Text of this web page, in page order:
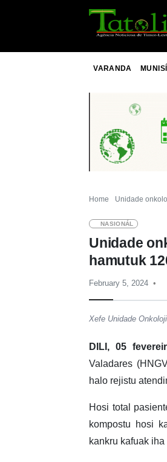
VARANDA
Home Unidade
NASIONÁL
Unidade
hamutuk
February 5, 2024
Xefe Unidade
DILI, 05
Valadares
halo rejistu
Hosi total
kompostu hosi
kankru kafuak